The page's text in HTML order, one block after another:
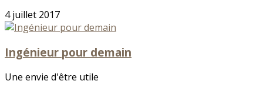
4 juillet 2017
Ingénieur pour demain
Une envie d'être utile